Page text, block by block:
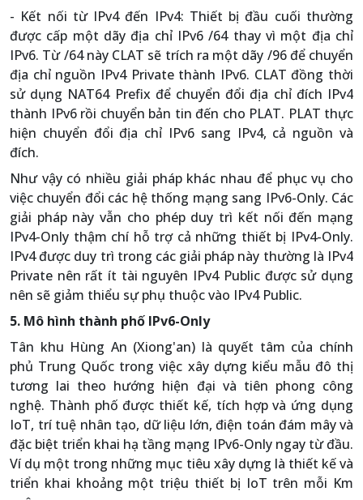
- Kết nối từ IPv4 đến IPv4: Thiết bị đầu cuối thường
được cấp một dãy địa chỉ IPv6 /64 thay vì một địa chỉ
IPv6. Từ /64 này CLAT sẽ trích ra một dãy /96 để chuyển
địa chỉ nguồn IPv4 Private thành IPv6. CLAT đồng thời
sử dụng NAT64 Prefix để chuyển đổi địa chỉ đích IPv4
thành IPv6 rồi chuyển bản tin đến cho PLAT. PLAT thực
hiện chuyển đổi địa chỉ IPv6 sang IPv4, cả nguồn và
đích.
Như vậy có nhiều giải pháp khác nhau để phục vụ cho
việc chuyển đổi các hệ thống mạng sang IPv6-Only. Các
giải pháp này vẫn cho phép duy trì kết nối đến mạng
IPv4-Only thậm chí hỗ trợ cả những thiết bị IPv4-Only.
IPv4 được duy trì trong các giải pháp này thường là IPv4
Private nên rất ít tài nguyên IPv4 Public được sử dụng
nên sẽ giảm thiểu sự phụ thuộc vào IPv4 Public.
5. Mô hình thành phố IPv6-Only
Tân khu Hùng An (Xiong'an) là quyết tâm của chính
phủ Trung Quốc trong việc xây dựng kiểu mẫu đô thị
tương lai theo hướng hiện đại và tiên phong công
nghệ. Thành phố được thiết kế, tích hợp và ứng dụng
IoT, trí tuệ nhân tạo, dữ liệu lớn, điện toán đám mây và
đặc biệt triển khai hạ tầng mạng IPv6-Only ngay từ đầu.
Ví dụ một trong những mục tiêu xây dựng là thiết kế và
triển khai khoảng một triệu thiết bị IoT trên mỗi Km